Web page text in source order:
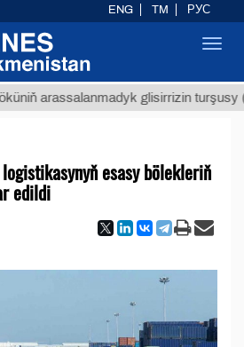
glisirrizin turşusy (t.)
esasy bölekleriň
edildi
ENG TM РУС